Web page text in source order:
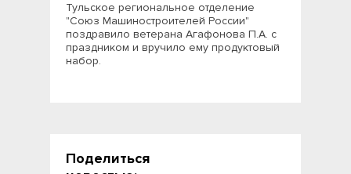
Тульское региональное отделение
"Союз Машиностроителей России"
поздравило ветерана Агафонова П.А. с
праздником и вручило ему продуктовый
набор.
Поделиться